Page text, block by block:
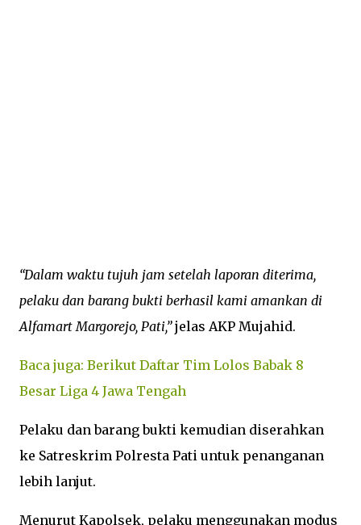
“Dalam waktu tujuh jam setelah laporan diterima,
pelaku dan barang bukti berhasil kami amankan di
Alfamart Margorejo, Pati,”jelas AKP Mujahid.
Baca juga: Berikut Daftar Tim Lolos Babak 8
Besar Liga 4 Jawa Tengah
Pelaku dan barang bukti kemudian diserahkan
ke Satreskrim Polresta Pati untuk penanganan
lebih lanjut.
Menurut Kapolsek, pelaku menggunakan modus